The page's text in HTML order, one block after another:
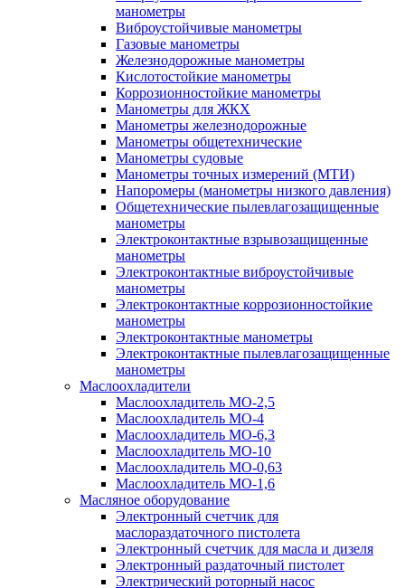
манометры
Виброустойчивые манометры
Газовые манометры
Железнодорожные манометры
Кислотостойкие манометры
Коррозионностойкие манометры
Манометры для ЖКХ
Манометры железнодорожные
Манометры общетехнические
Манометры судовые
Манометры точных измерений (МТИ)
Напоромеры (манометры низкого давления)
Общетехнические пылевлагозащищенные
манометры
Электроконтактные взрывозащищенные
манометры
Электроконтактные виброустойчивые
манометры
Электроконтактные коррозионностойкие
манометры
Электроконтактные манометры
Электроконтактные пылевлагозащищенные
манометры
Маслоохладители
Маслоохладитель MO-2,5
Маслоохладитель MO-4
Маслоохладитель МО-6,3
Маслоохладитель МО-10
Маслоохладитель MO-0,63
Маслоохладитель MO-1,6
Масляное оборудование
Электронный счетчик для
маслораздаточного пистолета
Электронный счетчик для масла и дизеля
Электронный раздаточный пистолет
Электрический роторный насос